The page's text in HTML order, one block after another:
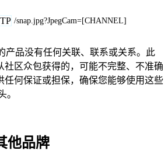
/snap.jpg?JpegCam=[CHANNEL]
产品没有任何关联、联系或关系。此
社区众包获得的，可能不完整、不准确
任何保证或担保，确保您能够使用这些
。
他品牌